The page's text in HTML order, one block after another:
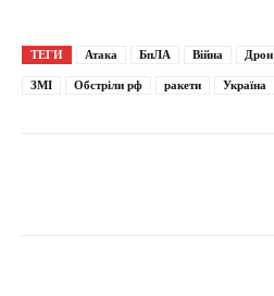
ТЕГИ Атака БпЛА Війна Дрон
ЗМІ Обстріли рф ракети Україна